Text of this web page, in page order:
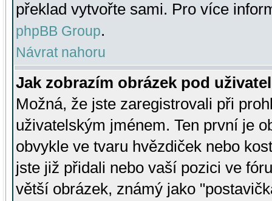
překlad vytvořte sami. Pro více
phpBB Group.
Návrat nahoru
Jak zobrazím obrázek pod
Možná, že jste zaregistrovali při
uživatelským jménem. Ten první je
obvykle ve tvaru hvězdiček nebo
jste již přidali nebo vaší pozici ve
větší obrázek, známý jako